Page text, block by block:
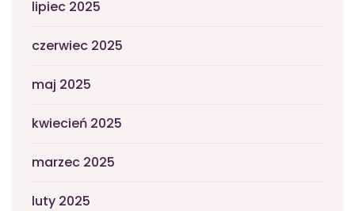
lipiec 2025
czerwiec 2025
maj 2025
kwiecień 2025
marzec 2025
luty 2025